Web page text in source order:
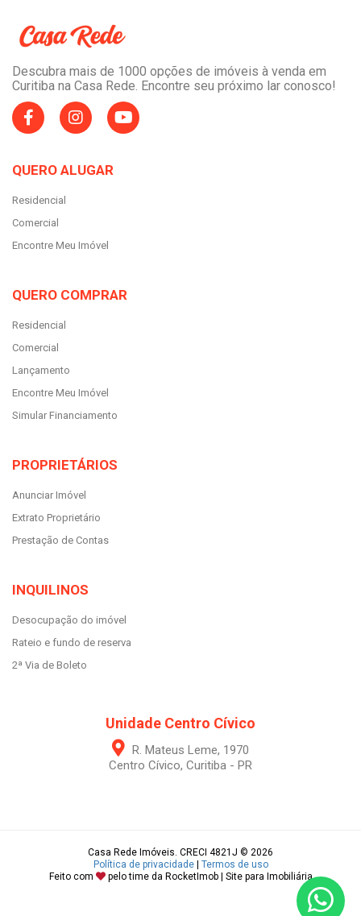
Descubra mais de 1000 opções de imóveis à venda em
Curitiba na Casa Rede. Encontre seu próximo lar conosco!
QUERO ALUGAR
Residencial
Comercial
Encontre Meu Imóvel
QUERO COMPRAR
Residencial
Comercial
Lançamento
Encontre Meu Imóvel
Simular Financiamento
PROPRIETÁRIOS
Anunciar Imóvel
Extrato Proprietário
Prestação de Contas
INQUILINOS
Desocupação do imóvel
Rateio e fundo de reserva
2ª Via de Boleto
Unidade Centro Cívico
R. Mateus Leme, 1970
Centro Cívico, Curitiba - PR
Casa Rede Imóveis. CRECI 4821J © 2026
Política de privacidade| Termos de uso
Feito com
pelo time da RocketImob | Site para Imobiliária